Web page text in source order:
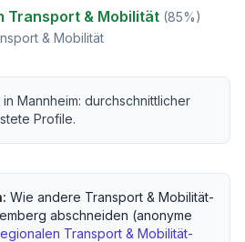
Transport & Mobilität (85%)
& Mobilität
inMannheim: durchschnittlicher
Profile.
Wie andere Transport & Mobilität-
abschneiden (anonyme
Transport & Mobilität-